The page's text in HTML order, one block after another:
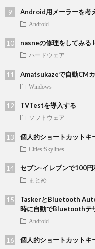
Android用メーラーを考
Android
nasneの修理をしてみる
ハードウェア
Amatsukazeで自動CM
Windows
TVTestを導入する
ソフトウェア
個人的ショートカット
Cities:Skylines
セブン-イレブンで100
まとめ
TaskerとBluetooth
時に自動でBluetoothテ
Android
個人的ショートカットキ